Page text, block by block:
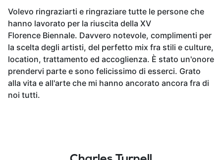
Volevo ringraziarti e ringraziare tutte le persone che
hanno lavorato per la riuscita della XV
Florence Biennale. Davvero notevole, complimenti per
la scelta degli artisti, del perfetto mix fra stili e culture,
location, trattamento ed accoglienza. È stato un'onore
prendervi parte e sono felicissimo di esserci. Grato
alla vita e all'arte che mi hanno ancorato ancora fra di
noi tutti.